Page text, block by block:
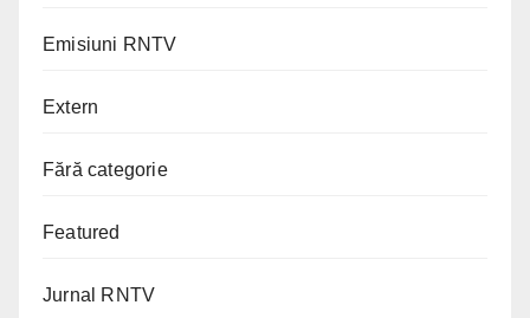
Emisiuni RNTV
Extern
Fără categorie
Featured
Jurnal RNTV